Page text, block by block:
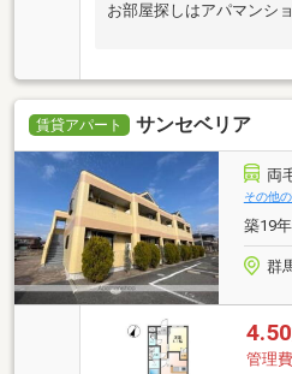
お部屋探しはアパマンシ
賃貸アパート サンセベリア
両
その他
築19
群
4.50
管理